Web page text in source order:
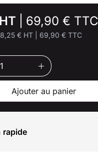
69,90 € TTC
€ HT 69,90 € TTC
Ajouter au panier
rapide